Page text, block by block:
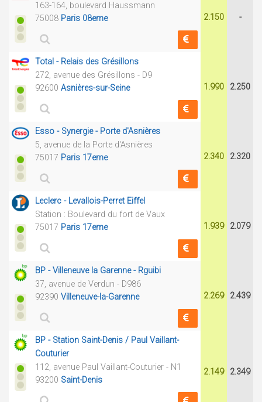
163-164, boulevard Haussmann
75008 Paris 08eme 2.150 -
Total - Relais des Grésillons
272, avenue des Grésillons - D9
92600 Asnières-sur-Seine 1.990 2.250
Esso - Synergie - Porte d'Asnières
5, avenue de la Porte d'Asnières
75017 Paris 17eme 2.340 2.320
Leclerc - Levallois-Perret Eiffel
Station : Boulevard du fort de Vaux
75017 Paris 17eme 1.939 2.079
BP - Villeneuve la Garenne - Rguibi
37, avenue de Verdun - D986
92390 Villeneuve-la-Garenne 2.269 2.439
BP - Station Saint-Denis / Paul Vaillant-
Couturier
112, avenue Paul Vaillant-Couturier - N1
93200 Saint-Denis
2.149 2.349